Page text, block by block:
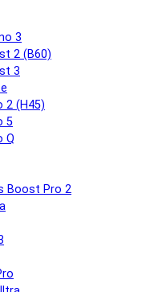
3
2 (B60)
3
2 (H45)
5
Q
Boost Pro 2